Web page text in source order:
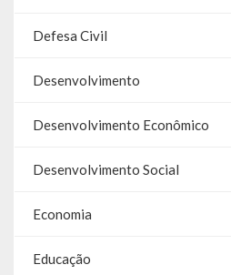
Programas
Publicações
Covid 19
Defesa Civil
Desenvolvimento
Desenvolvimento Econômico
Desenvolvimento Social
Economia
Educação